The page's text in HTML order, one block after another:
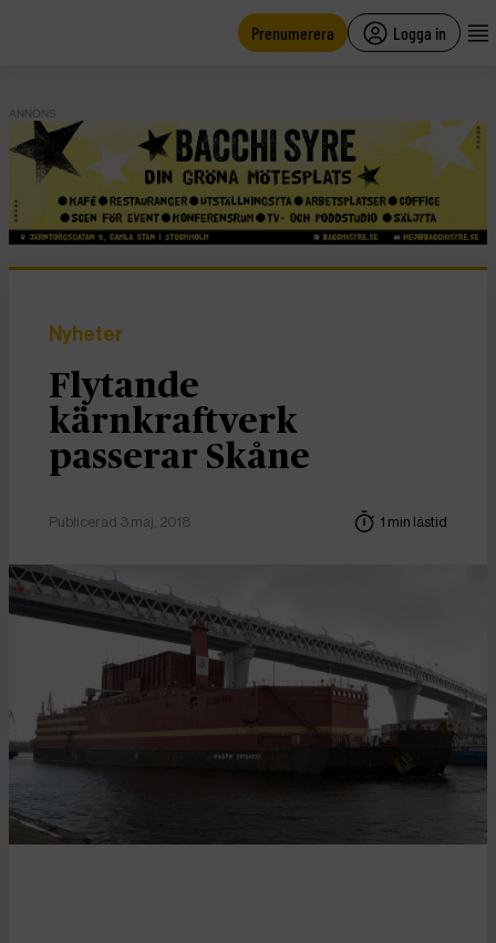
Prenumerera Logga in
ANNONS
Nyheter
Flytande
kärnkraftverk
passerar Skåne
Publicerad 3 maj, 2018 1 min lästid